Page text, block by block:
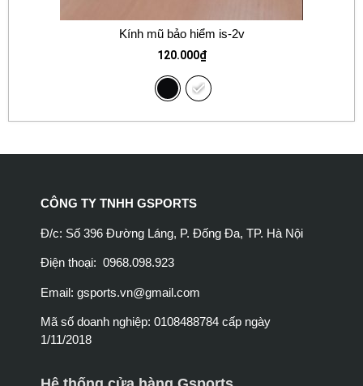
Kính mũ bảo hiểm is-2v
120.000₫
CÔNG TY TNHH GSPORTS
Đ/c: Số 396 Đường Láng, P. Đống Đa, TP. Hà Nội
Điện thoại: 0968.098.923
Email: gsports.vn@gmail.com
Mã số doanh nghiệp: 0108488784 cấp ngày
1/11/2018